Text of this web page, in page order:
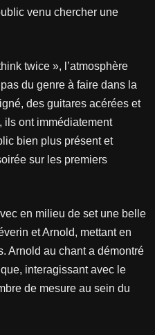
venu chercher une
twice », l’atmosphère
pas du genre à faire dans la
des guitares acérées et
ils ont immédiatement
bien plus présent et
sur les premiers
en milieu de set une belle
et Arnold, mettant en
Arnold au chant a démontré
interagissant avec le
de mesure au sein du